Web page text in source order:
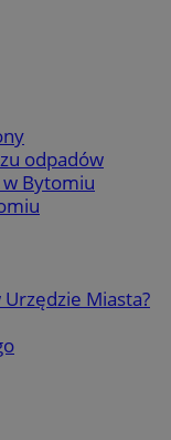
odpadów
w Bytomiu
Urzędzie Miasta?